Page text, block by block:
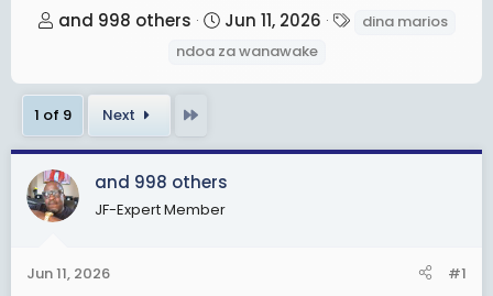
T
e
a
d
s
t
t
and 998 others
S
t
d
a
t
Jun 11, 2026
dina marios
ndoa za wanawake
1 of 9 Next
and 998 others
JF-Expert Member
Jun 11, 2026 #1